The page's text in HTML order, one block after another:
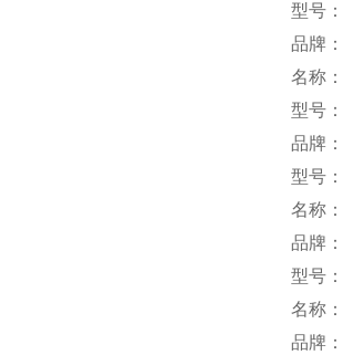
型号
品牌
名称
型号
品牌
型号
名称
品牌
型号
名称
品牌